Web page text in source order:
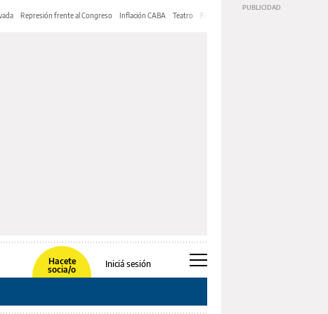
Represión frente al Congreso Inflación CABA Teatro Feria de Editores
Hacete
socia/o
Iniciá sesión